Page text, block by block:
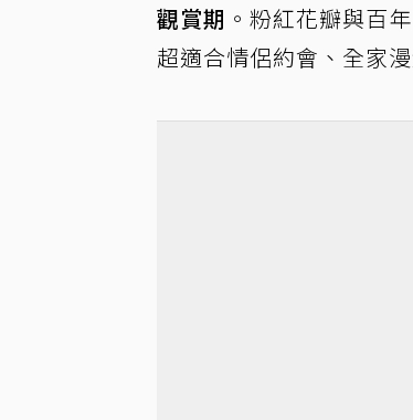
觀賞期 。粉紅花瓣與百
超適合情侶約會、全家